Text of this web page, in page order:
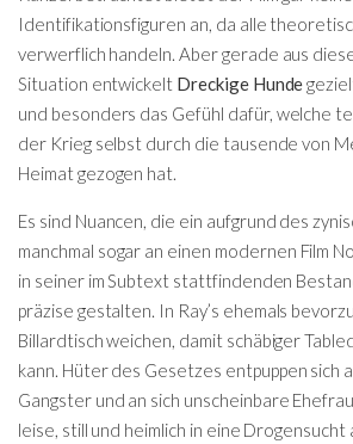
Identifikationsfiguren an, da alle
verwerflich handeln. Aber gerade aus
Situation entwickelt Dreckige Hunde
und besonders das Gefühl dafür, welche
der Krieg selbst durch die tausende von
Heimat gezogen hat.
Es sind Nuancen, die ein aufgrund des
manchmal sogar an einen modernen Film
in seiner im Subtext stattfindenden
präzise gestalten. In Ray’s ehemals
Billardtisch weichen, damit schäbiger
kann. Hüter des Gesetzes entpuppen sich
Gangster und an sich unscheinbare
leise, still und heimlich in eine